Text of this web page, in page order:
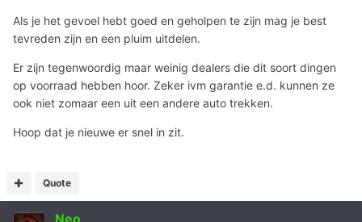
Als je het gevoel hebt goed en geholpen te zijn mag je best
tevreden zijn en een pluim uitdelen.
Er zijn tegenwoordig maar weinig dealers die dit soort dingen
op voorraad hebben hoor. Zeker ivm garantie e.d. kunnen ze
ook niet zomaar een uit een andere auto trekken.
Hoop dat je nieuwe er snel in zit.
Quote